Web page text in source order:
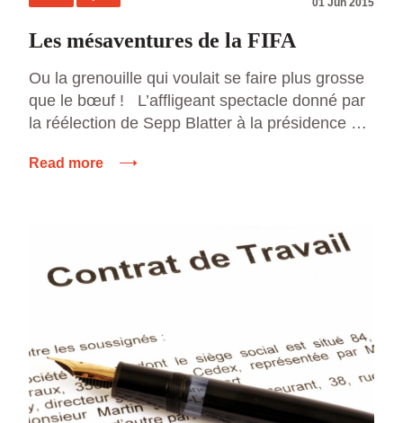
01 Jun 2015
Les mésaventures de la FIFA
Ou la grenouille qui voulait se faire plus grosse
que le bœuf ! L’affligeant spectacle donné par
la réélection de Sepp Blatter à la présidence de
organisations sportives sont totalement
Read more